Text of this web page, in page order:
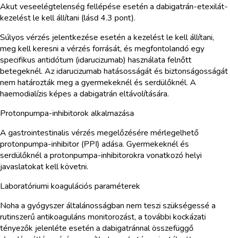
Akut veseelégtelenség fellépése esetén a dabigatrán-etexilát-
kezelést le kell állítani (lásd 4.3 pont).
Súlyos vérzés jelentkezése esetén a kezelést le kell állítani,
meg kell keresni a vérzés forrását, és megfontolandó egy
specifikus antidótum (idarucizumab) használata felnőtt
betegeknél. Az idarucizumab hatásosságát és biztonságosságát
nem határozták meg a gyermekeknél és serdülőknél. A
haemodialízis képes a dabigatrán eltávolítására.
Protonpumpa-inhibitorok alkalmazása
A gastrointestinalis vérzés megelőzésére mérlegelhető
protonpumpa-inhibitor (PPI) adása. Gyermekeknél és
serdülőknél a protonpumpa-inhibitorokra vonatkozó helyi
javaslatokat kell követni.
Laboratóriumi koagulációs paraméterek
Noha a gyógyszer általánosságban nem teszi szükségessé a
rutinszerű antikoaguláns monitorozást, a további kockázati
tényezők jelenléte esetén a dabigatránnal összefüggő